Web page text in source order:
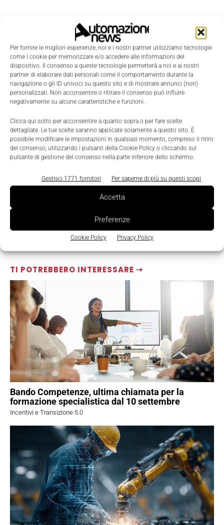
Per fornire le migliori esperienze, noi e i nostri partner utilizziamo tecnologie
come i cookie per memorizzare e/o accedere alle informazioni del
dispositivo. Il consenso a queste tecnologie permetterà a noi e ai nostri
partner di elaborare dati personali come il comportamento durante la
navigazione o gli ID univoci su questo sito e di mostrare annunci (non)
personalizzati. Non acconsentire o ritirare il consenso può influire
negativamente su alcune caratteristiche e funzioni.
Clicca qui sotto per acconsentire a quanto sopra o per fare scelte
dettagliate. Le tue scelte saranno applicate solamente a questo sito. È
possibile modificare le impostazioni in qualsiasi momento, compreso il ritiro
del consenso, utilizzando i pulsanti della Cookie Policy o cliccando sul
pulsante di gestione del consenso nella parte inferiore dello schermo.
Gestisci 1771 fornitori Per saperne di più su questi scopi
Accetta
Preferenze
Cookie Policy Privacy Policy
LEGGI LA RIVISTA ⇢
TI POTREBBERO INTERESSARE ⇢
Bando Competenze, ultima chiamata per la
formazione specialistica dal 10 settembre
Incentivi e Transizione 5.0